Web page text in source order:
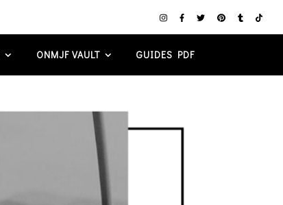
ONMJF VAULT GUIDES PDF